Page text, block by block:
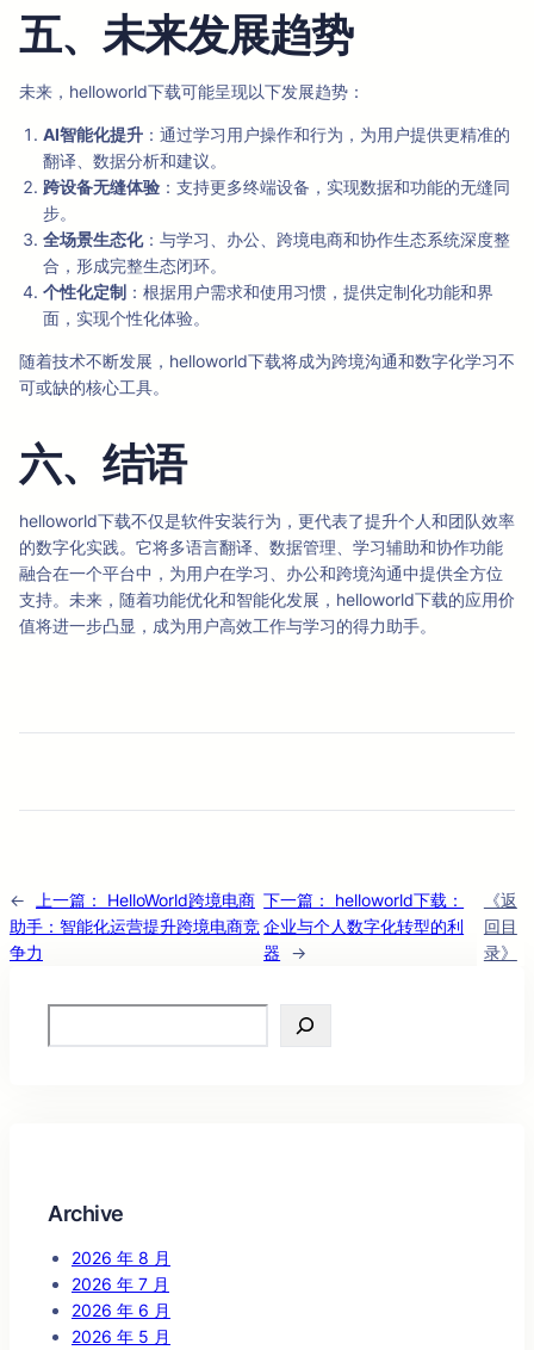
五、未来发展趋势
未来，helloworld下载可能呈现以下发展趋势：
AI智能化提升 ：通过学习用户操作和行为，为用户提供更精准的
翻译、数据分析和建议。
跨设备无缝体验 ：支持更多终端设备，实现数据和功能的无缝同
步。
全场景生态化：与学习、办公、跨境电商和协作生态系统深度整
合，形成完整生态闭环。
个性化定制 ：根据用户需求和使用习惯，提供定制化功能和界
面，实现个性化体验。
随着技术不断发展，helloworld下载将成为跨境沟通和数字化学习不
可或缺的核心工具。
六、结语
helloworld下载不仅是软件安装行为，更代表了提升个人和团队效率
的数字化实践。它将多语言翻译、数据管理、学习辅助和协作功能
融合在一个平台中，为用户在学习、办公和跨境沟通中提供全方位
支持。未来，随着功能优化和智能化发展，helloworld下载的应用价
值将进一步凸显，成为用户高效工作与学习的得力助手。
← 上一篇：
HelloWorld跨境电商
助手：智能化运营提升跨境电商竞
争力
下一篇：
helloworld下载：
企业与个人数字化转型的利
器
→
《返
回目
录》
Archive
2026 年 8 月
2026 年 7 月
2026 年 6 月
2026 年 5 月